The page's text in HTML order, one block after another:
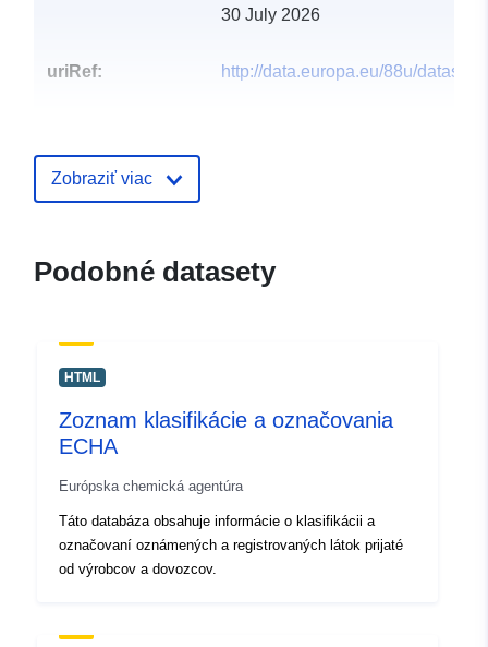
30 July 2026
uriRef: http://data.europa.eu/88u/
Zobraziť viac
Podobné datasety
HTML
Zoznam klasifikácie a označovania
ECHA
Európska chemická agentúra
Táto databáza obsahuje informácie o klasifikácii a
označovaní oznámených a registrovaných látok prijaté
od výrobcov a dovozcov.